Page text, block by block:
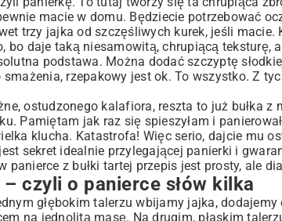
macie w domu. Będziecie potrzebować
trzy jajka od szczęśliwych kurek, jeśli macie.
daje taką niesamowitą, chrupiącą teksturę,
podstawa. Można dodać szczyptę
rzepakowy jest ok. To wszystko. Z
ostudzonego kalafiora, reszta to już bułka z
Pamiętam jak raz się spieszyłam i
klucha. Katastrofa! Więc serio, dajcie mu
sekret idealnie przylegającej panierki i
z bułki tartej przepis jest prosty, ale
czyli o panierce słów kilka
głębokim talerzu wbijamy jajka,
na jednolitą masę. Na drugim, płaskim